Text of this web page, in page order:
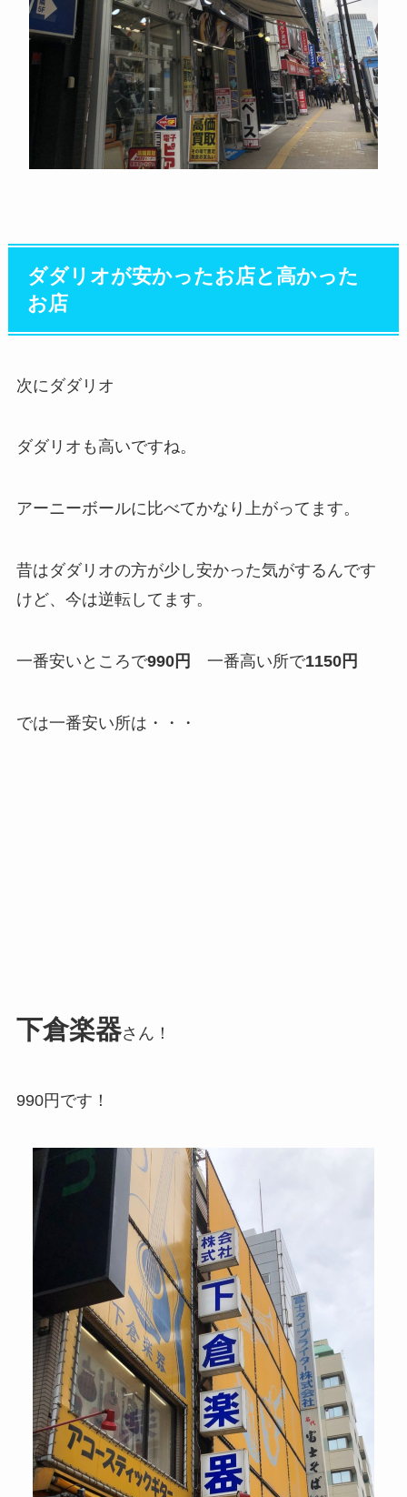
ダダリオが安かったお店と高かった
お店
次にダダリオ
ダダリオも高いですね。
アーニーボールに比べてかなり上がってます。
昔はダダリオの方が少し安かった気がするんです
けど、今は逆転してます。
一番安いところで990円 一番高い所で1150円
では一番安い所は・・・
下倉楽器さん！
990円です！